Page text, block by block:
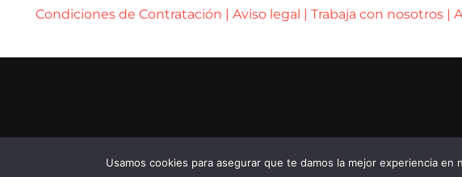
Condiciones de Contratación | Aviso legal | Trabaja con nosotros |
Usamos cookies para asegurar que te damos la mejor experiencia